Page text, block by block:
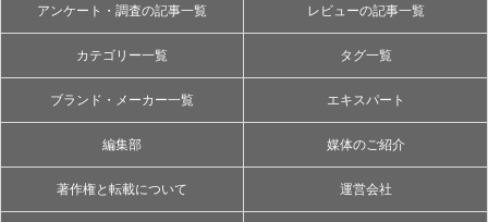
アンケート・調査の記事一覧 レビューの記事一覧
カテゴリー一覧 タグ一覧
ブランド・メーカー一覧 エキスパート
編集部 媒体のご紹介
著作権と転載について 運営会社